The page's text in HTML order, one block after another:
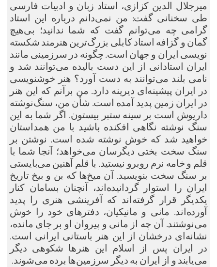
میرجلال الدین کزازی، استاد زبان و ادبیات فارسی
طی سخنانی گفت: من نمی‌دانم درباره این استاد
گرامی چه می‌توانم گفت که شما ندانید؛ بی‌هیچ
گمان و گزافه استاد کابلی بزرگ‌ترین هنرمند شکسته
نویسی ایران و جهان است. چگونه در سرزمینی مانند
ایران استادانی از این دست بالیده می‌توانند شد و
نامی بلند می‌توانند به دست آورد؟ هنر خوشنویسی
در ایران پیشینه‌ای دیرینه دارد. من برآنم که این هنر
در ایران زمین پدید آمده است. شأن من، سنگ‌نوشته
داریوش است بر سینه ستبر بیستون. اگر شما به این
سنگ نوشته نگاهی افکنده باشید با من همداستان
خواهید شد که خوش نوشته شده است. نوشتن بر
سنگ سخت بختی دیگرسان می‌خواهد؛ آنجا شما با
قلم و خامه نرم روبرو نیستید. با قلم آهنین می‌بایستی
بر سنگ سخت بنویسید. آن میخ‌ها که بن و بیخ تاریخ
ایران را استوار گردانیده‌اند، آنچنان بسامان کنار
یکدیگر قرار گرفته‌اند که آفرینشی هنری را پدید
آورده‌اند. مانی و مانیکیان، دفترهای خود را خوش
می‌نوشتند. آن چه از مانی و پیروان او بر جای مانده،
نشانه‌ای درخشان از این هنر باستانی ایرانی است.
در ایران پس از اسلام این هنرها شکوهی دیگر
می‌یابند و از ایران به دیگر سرزمین‌ها برده می‌شوند.